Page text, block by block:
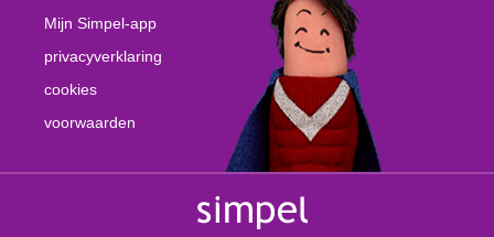
Mijn Simpel-app
privacyverklaring
cookies
voorwaarden